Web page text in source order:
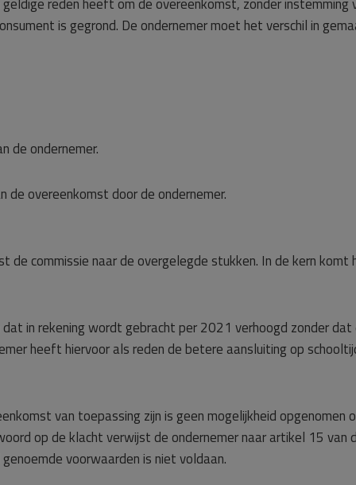
is gegrond. De ondernemer moet het verschil in
de ondernemer.
overeenkomst door de ondernemer.
de commissie naar de overgelegde stukken. In de kern komt
in rekening wordt gebracht per 2021 verhoogd zonder dat
heeft hiervoor als reden de betere aansluiting op
van toepassing zijn is geen mogelijkheid opgenomen
op de klacht verwijst de ondernemer naar artikel 15 van
voorwaarden is niet voldaan.